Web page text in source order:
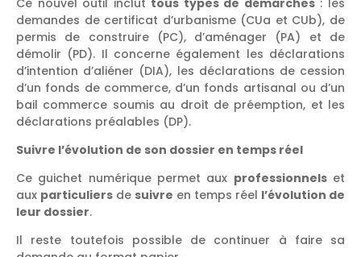
Ce nouvel outil inclut tous types de démarches: les
demandes de certificat d’urbanisme (CUa et CUb), de
permis de construire (PC), d’aménager (PA) et de
démolir (PD). Il concerne également les déclarations
d’intention d’aliéner (DIA), les déclarations de cession
d’un fonds de commerce, d’un fonds artisanal ou d’un
bail commerce soumis au droit de préemption, et les
déclarations préalables (DP).
Suivre l’évolution de son dossier en temps réel
Ce guichet numérique permet aux professionnelset
aux particuliers de suivre en temps réel l’évolution de
leur dossier.
Il reste toutefois possible de continuer à faire sa